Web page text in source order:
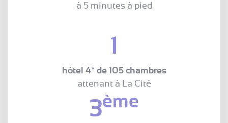
à 5 minutes à pied
1
hôtel 4* de 105 chambres
attenant à La Cité
3ème